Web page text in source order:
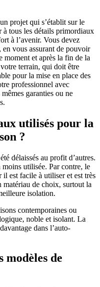
projet qui s’établit sur le
tous les détails primordiaux
à l’avenir. Vous devez
vous assurant de pouvoir
moment et après la fin de la
terrain, qui doit être
pour la mise en place des
professionnel avec
garanties ou ne
utilisés pour la
?
délaissés au profit d’autres.
utilisée. Par contre, le
il est facile à utiliser et est très
matériau de choix, surtout la
isolation.
contemporaines ou
noble et isolant. La
dans l’auto-
modèles de